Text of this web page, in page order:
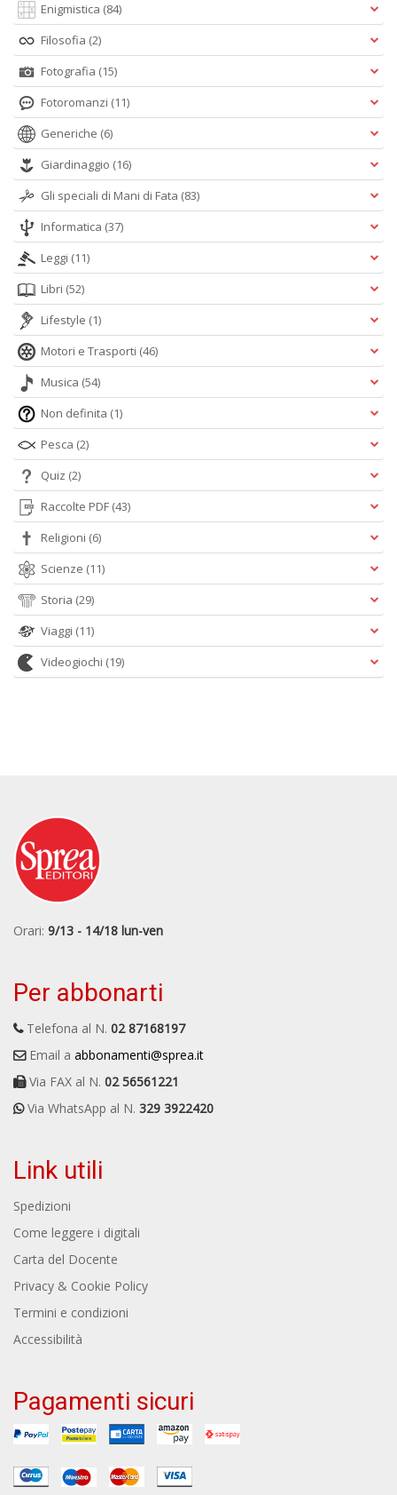
Enigmistica (84)
Filosofia (2)
Fotografia (15)
Fotoromanzi (11)
Generiche (6)
Giardinaggio (16)
Gli speciali di Mani di Fata (83)
Informatica (37)
Leggi (11)
Libri (52)
Lifestyle (1)
Motori e Trasporti (46)
Musica (54)
Non definita (1)
Pesca (2)
Quiz (2)
Raccolte PDF (43)
Religioni (6)
Scienze (11)
Storia (29)
Viaggi (11)
Videogiochi (19)
Orari: 9/13 - 14/18 lun-ven
Per abbonarti
Telefona al N. 02 87168197
Email a abbonamenti@sprea.it
Via FAX al N. 02 56561221
Via WhatsApp al N. 329 3922420
Link utili
Spedizioni
Come leggere i digitali
Carta del Docente
Privacy & Cookie Policy
Termini e condizioni
Accessibilità
Pagamenti sicuri